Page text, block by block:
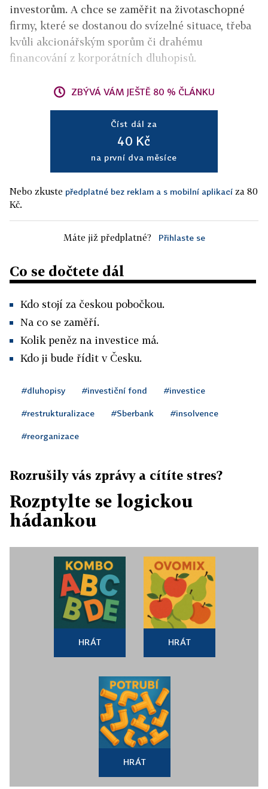
investorům. A chce se zaměřit na životaschopné
firmy, které se dostanou do svízelné situace, třeba
kvůli akcionářským sporům či drahému
financování z korporátních dluhopisů.
ZBÝVÁ VÁM JEŠTĚ 80 % ČLÁNKU
Číst dál za
40 Kč
na první dva měsíce
Nebo zkuste předplatné bez reklam a s mobilní aplikací za 80
Kč.
Máte již předplatné? Přihlaste se
Co se dočtete dál
Kdo stojí za českou pobočkou.
Na co se zaměří.
Kolik peněz na investice má.
Kdo ji bude řídit v Česku.
#dluhopisy #investiční fond #investice
#restrukturalizace #Sberbank #insolvence
#reorganizace
Rozrušily vás zprávy a cítíte stres?
Rozptylte se logickou
hádankou
HRÁT HRÁT
HRÁT